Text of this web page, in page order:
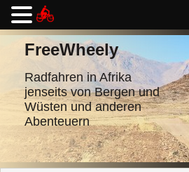
Zum
springenFreeWheely
Radfahren in Afrika
jenseits von Bergen und
Wüsten und anderen
Abenteuern